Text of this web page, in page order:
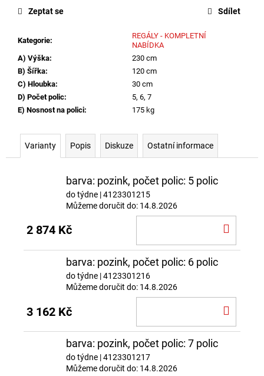
Kategorie:
REGÁLY - KOMPLETNÍ
NABÍDKA
A) Výška:
230 cm
B) Šířka:
120 cm
C) Hloubka:
30 cm
D) Počet polic:
5, 6, 7
E) Nosnost na polici: 175 kg
Zeptat se Sdílet
Varianty Popis Diskuze Ostatní informace
barva: pozink, počet polic: 5 polic
do týdne | 4123301215
Můžeme doručit do: 14.8.2026
2 874 Kč
barva: pozink, počet polic: 6 polic
do týdne | 4123301216
Můžeme doručit do: 14.8.2026
3 162 Kč
barva: pozink, počet polic: 7 polic
do týdne | 4123301217
Můžeme doručit do: 14.8.2026